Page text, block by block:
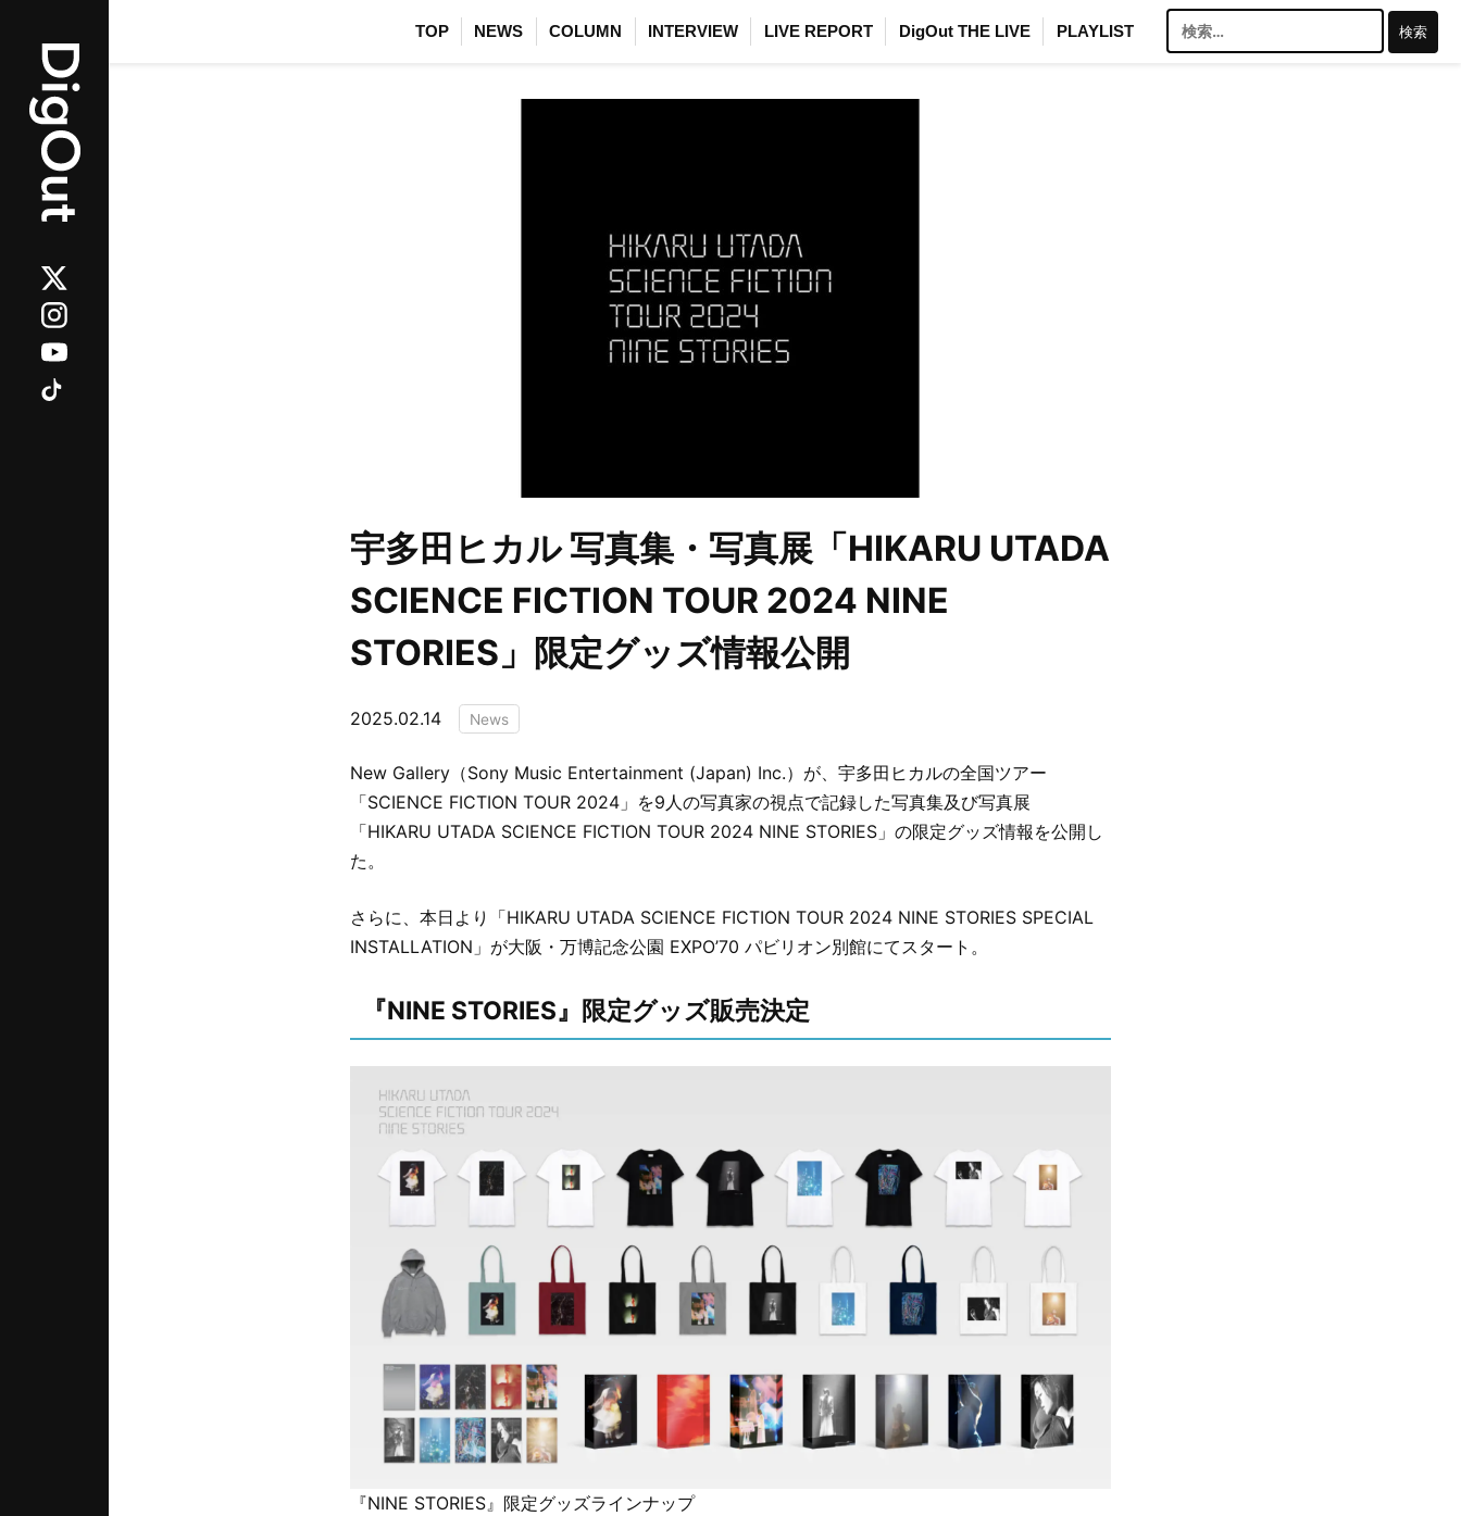
TOP NEWS COLUMN INTERVIEW LIVE REPORT DigOut THE LIVE PLAYLIST
索:
宇多田ヒカル 写真集・写真展「HIKARU UTADA
SCIENCE FICTION TOUR 2024 NINE
STORIES」限定グッズ情報公開
2025.02.14 News
New Gallery（Sony Music Entertainment (Japan) Inc.）が、宇多田ヒカルの全国ツアー
「SCIENCE FICTION TOUR 2024」を9人の写真家の視点で記録した写真集及び写真展
「HIKARU UTADA SCIENCE FICTION TOUR 2024 NINE STORIES」の限定グッズ情報を公開し
た。
さらに、本日より「HIKARU UTADA SCIENCE FICTION TOUR 2024 NINE STORIES SPECIAL
INSTALLATION」が大阪・万博記念公園 EXPO’70 パビリオン別館にてスタート。
『NINE STORIES』限定グッズ販売決定
『NINE STORIES』限定グッズラインナップ